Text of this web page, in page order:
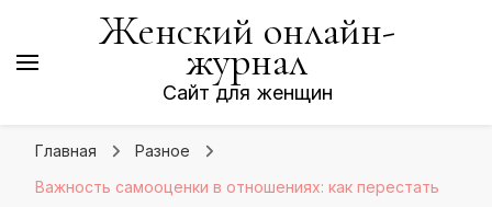
Женский онлайн-
журнал
Сайт для женщин
Главная
Разное
Важность самооценки в отношениях: как перестать